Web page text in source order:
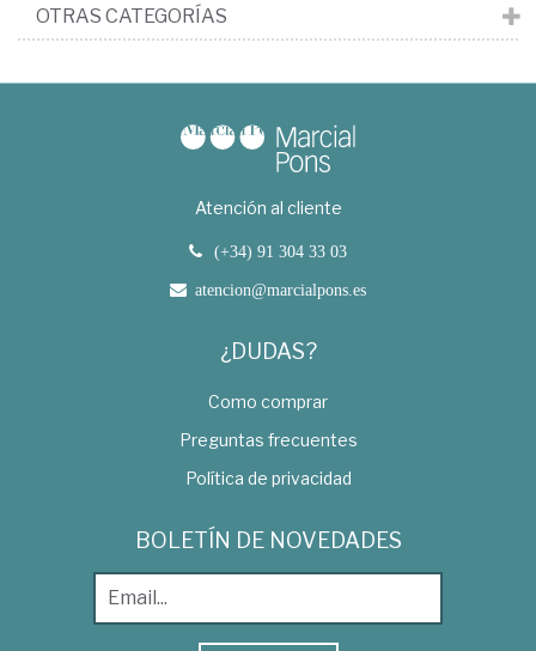
OTRAS CATEGORÍAS
Atención al cliente
(+34) 91 304 33 03
atencion@marcialpons.es
¿DUDAS?
Como comprar
Preguntas frecuentes
Política de privacidad
BOLETÍN DE NOVEDADES